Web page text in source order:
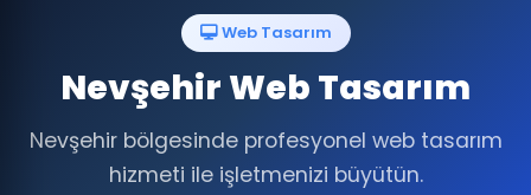
Web Tasarım
Nevşehir Web Tasarım
Nevşehir bölgesinde profesyonel web tasarım
hizmeti ile işletmenizi büyütün.